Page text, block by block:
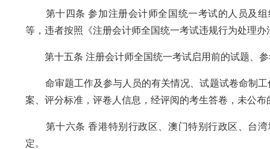
第十四条 参加注册会计师全国统一考试的人员及组
等，违者按照《注册会计师全国统一考试违规行为处理办
第十五条 注册会计师全国统一考试启用前的试题、参
命审题工作及参与人员的有关情况、试题试卷命制工
案、评分标准，评卷人信息，经评阅的考生答卷，未公
第十六条 香港特别行政区、澳门特别行政区、台湾
定。